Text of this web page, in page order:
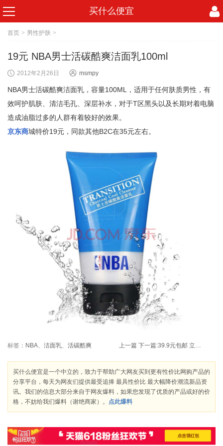
买什么便宜
首页 > 男性护肤 >
19元 NBA男士活碳酷爽洁面乳100ml
2012年2月26日 msmpy
NBA男士活碳酷爽洁面乳，容量100ML，适用于任何肤质男性，有
效呵护肌肤、清洁毛孔、深层补水，对于T区黑头以及长期对着电脑
造成油脂过多的人群有着较好的效果。
京东商城特价19元，同款其他B2C在35元左右。
标签： NBA、 洁面乳、 活碳酷爽 上一篇 下一篇: 39.9元包邮 立白 超洁柔顺高浓度洗衣液2L（买一送一）
买什么便宜是一个中立的，致力于帮助广大网友买到更有性价比网购产品的
分享平台，每天为网友们提供最受追捧 最具性价比 最大幅降价潮流新品资
讯。我们的信息大部分来自于网友爆料，如果您发现了优质的产品或好的价
格，不妨给我们爆料（谢绝商家）。 点此爆料